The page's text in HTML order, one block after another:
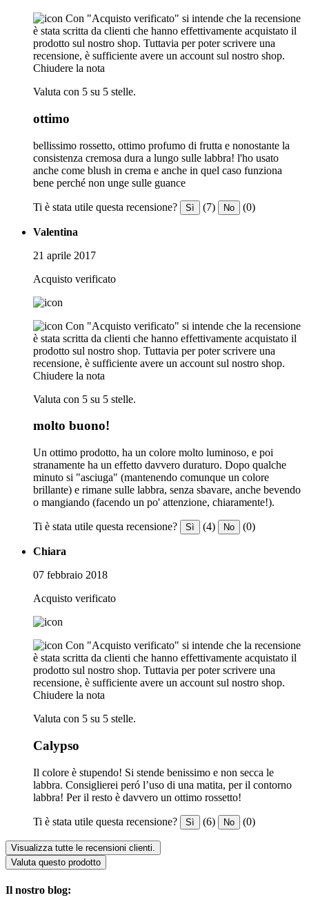
Con "Acquisto verificato" si intende che la recensione
è stata scritta da clienti che hanno effettivamente acquistato il
prodotto sul nostro shop. Tuttavia per poter scrivere una
recensione, è sufficiente avere un account sul nostro shop.
Chiudere la nota
Valuta con 5 su 5 stelle.
ottimo
bellissimo rossetto, ottimo profumo di frutta e nonostante la
consistenza cremosa dura a lungo sulle labbra! l'ho usato
anche come blush in crema e anche in quel caso funziona
bene perché non unge sulle guance
Ti è stata utile questa recensione? Sì (7) No (0)
Valentina
21 aprile 2017
Acquisto verificato
Con "Acquisto verificato" si intende che la recensione
è stata scritta da clienti che hanno effettivamente acquistato il
prodotto sul nostro shop. Tuttavia per poter scrivere una
recensione, è sufficiente avere un account sul nostro shop.
Chiudere la nota
Valuta con 5 su 5 stelle.
molto buono!
Un ottimo prodotto, ha un colore molto luminoso, e poi
stranamente ha un effetto davvero duraturo. Dopo qualche
minuto si "asciuga" (mantenendo comunque un colore
brillante) e rimane sulle labbra, senza sbavare, anche bevendo
o mangiando (facendo un po' attenzione, chiaramente!).
Ti è stata utile questa recensione? Sì (4) No (0)
Chiara
07 febbraio 2018
Acquisto verificato
Con "Acquisto verificato" si intende che la recensione
è stata scritta da clienti che hanno effettivamente acquistato il
prodotto sul nostro shop. Tuttavia per poter scrivere una
recensione, è sufficiente avere un account sul nostro shop.
Chiudere la nota
Valuta con 5 su 5 stelle.
Calypso
Il colore è stupendo! Si stende benissimo e non secca le
labbra. Consiglierei peró l’uso di una matita, per il contorno
labbra! Per il resto è davvero un ottimo rossetto!
Ti è stata utile questa recensione? Sì (6) No (0)
Visualizza tutte le recensioni clienti.
Valuta questo prodotto
Il nostro blog: